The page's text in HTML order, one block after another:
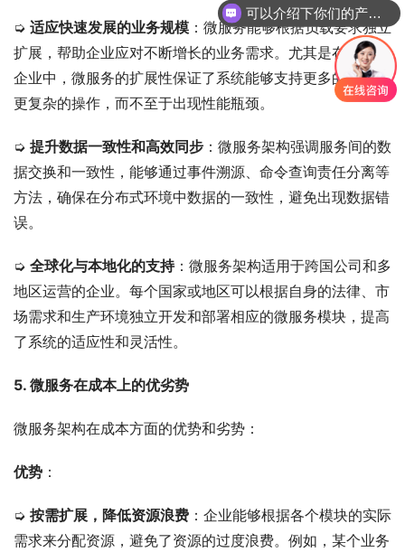
➭ 适应快速发展的业务规模 ：微服务能够根据负载要求独立
扩展，帮助企业应对不断增长的业务需求。尤其是在大规模
企业中，微服务的扩展性保证了系统能够支持更多的用户和
更复杂的操作，而不至于出现性能瓶颈。
➭ 提升数据一致性和高效同步 ：微服务架构强调服务间的数
据交换和一致性，能够通过事件溯源、命令查询责任分离等
方法，确保在分布式环境中数据的一致性，避免出现数据错
误。
➭ 全球化与本地化的支持：微服务架构适用于跨国公司和多
地区运营的企业。每个国家或地区可以根据自身的法律、市
场需求和生产环境独立开发和部署相应的微服务模块，提高
了系统的适应性和灵活性。
5. 微服务在成本上的优劣势
微服务架构在成本方面的优势和劣势：
优势 ：
➭ 按需扩展，降低资源浪费 ：企业能够根据各个模块的实际
需求来分配资源，避免了资源的过度浪费。例如，某个业务
可以介绍下你们的产品么